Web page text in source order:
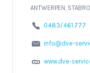
ANTWERPEN,
0483/461.777
info@dve-
www.dve-